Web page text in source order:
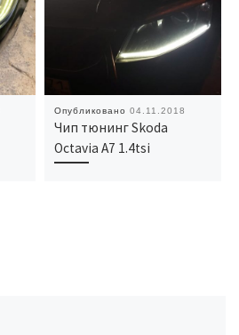
Опубликовано04.11.2018
Чип тюнинг Skoda
Octavia A7 1.4tsi